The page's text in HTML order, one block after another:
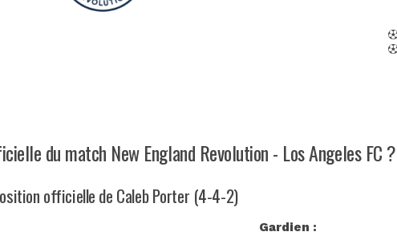
du match New England Revolution - Los Angeles FC ?
officielle de Caleb Porter (4-4-2)
Gardien :